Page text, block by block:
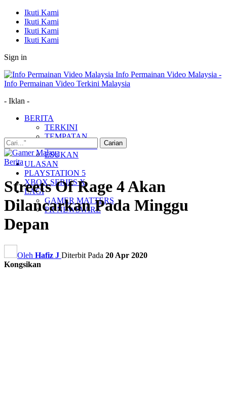
Ikuti Kami
Ikuti Kami
Ikuti Kami
Ikuti Kami
Sign in
Info Permainan Video Malaysia -
Info Permainan Video Terkini Malaysia
- Iklan -
BERITA
TERKINI
TEMPATAN
ESUKAN
ULASAN
PLAYSTATION 5
XBOX SERIES X
LAGI
GAMER MATTERS
PR NEWSWIRE
Berita
Streets Of Rage 4 Akan
Dilancarkan Pada Minggu
Depan
Oleh Hafiz J Diterbit Pada 20 Apr 2020
Kongsikan